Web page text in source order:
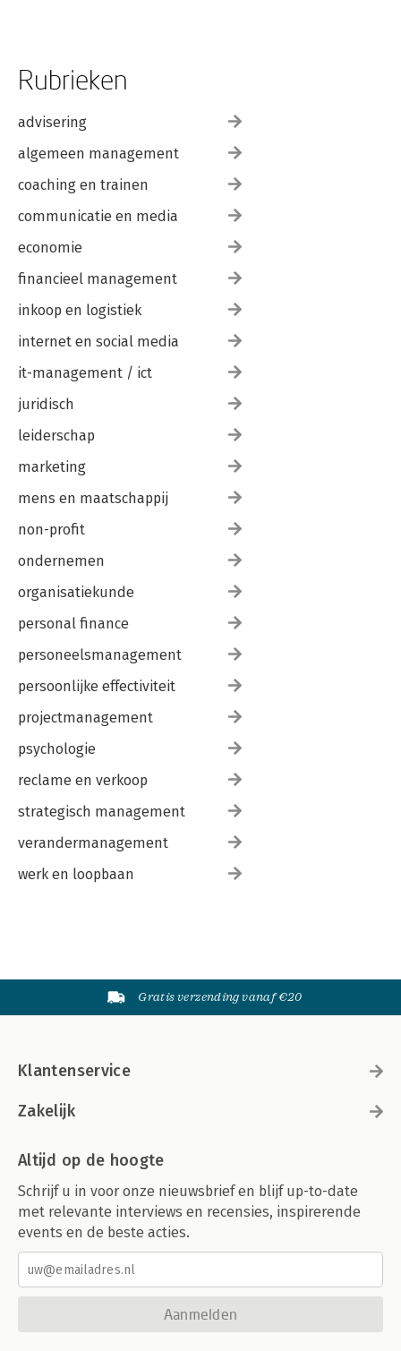
Rubrieken
advisering
algemeen management
coaching en trainen
communicatie en media
economie
financieel management
inkoop en logistiek
internet en social media
it-management / ict
juridisch
leiderschap
marketing
mens en maatschappij
non-profit
ondernemen
organisatiekunde
personal finance
personeelsmanagement
persoonlijke effectiviteit
projectmanagement
psychologie
reclame en verkoop
strategisch management
verandermanagement
werk en loopbaan
Gratis verzending vanaf €20
Klantenservice
Zakelijk
Altijd op de hoogte
Schrijf u in voor onze nieuwsbrief en blijf up-to-date
met relevante interviews en recensies, inspirerende
events en de beste acties.
Aanmelden